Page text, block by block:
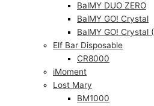
BalMY DUO ZERO
BalMY GO! Crystal
BalMY GO! Crystal
Elf Bar Disposable
CR8000
iMoment
Lost Mary
BM1000